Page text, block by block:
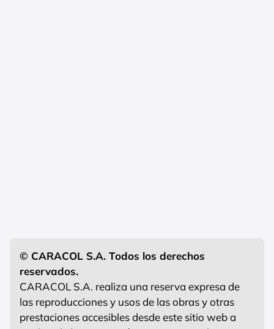
© CARACOL S.A. Todos los derechos
reservados.
CARACOL S.A. realiza una reserva expresa de
las reproducciones y usos de las obras y otras
prestaciones accesibles desde este sitio web a